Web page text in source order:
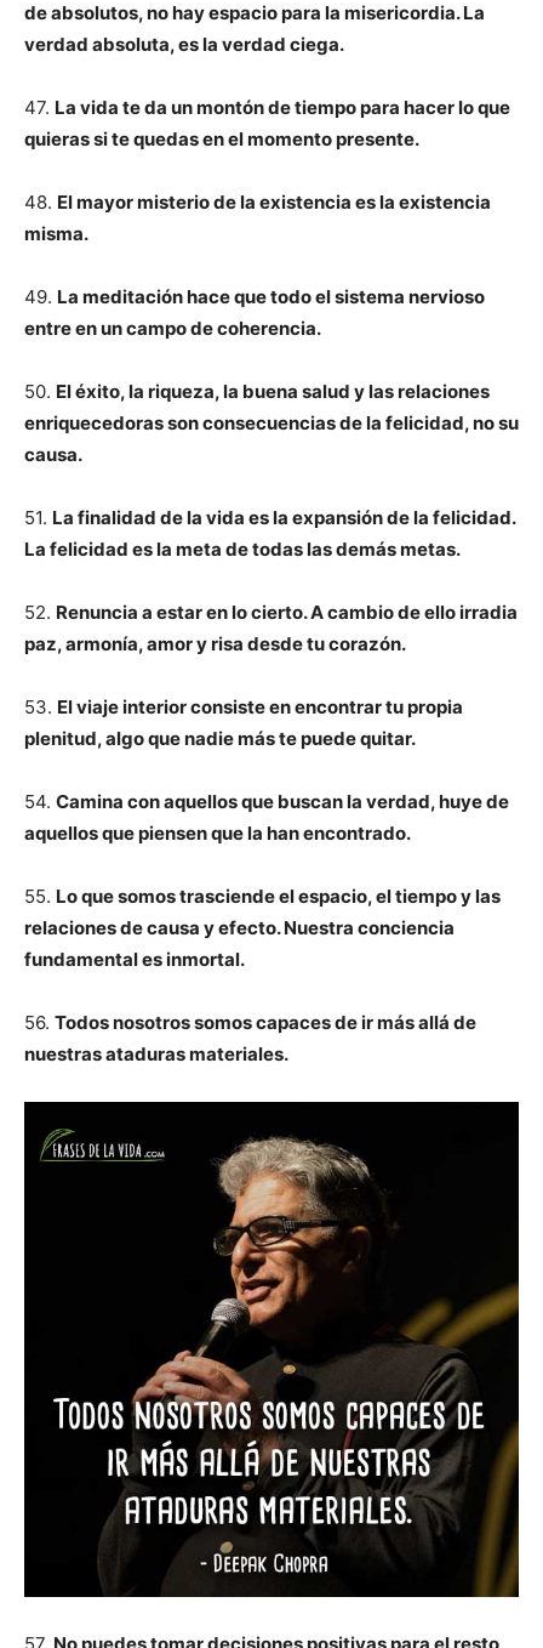
de absolutos, no hay espacio para la misericordia. La
verdad absoluta, es la verdad ciega.
47. La vida te da un montón de tiempo para hacer lo que
quieras si te quedas en el momento presente.
48. El mayor misterio de la existencia es la existencia
misma.
49. La meditación hace que todo el sistema nervioso
entre en un campo de coherencia.
50. El éxito, la riqueza, la buena salud y las relaciones
enriquecedoras son consecuencias de la felicidad, no su
causa.
51. La finalidad de la vida es la expansión de la felicidad.
La felicidad es la meta de todas las demás metas.
52. Renuncia a estar en lo cierto. A cambio de ello irradia
paz, armonía, amor y risa desde tu corazón.
53. El viaje interior consiste en encontrar tu propia
plenitud, algo que nadie más te puede quitar.
54. Camina con aquellos que buscan la verdad, huye de
aquellos que piensen que la han encontrado.
55. Lo que somos trasciende el espacio, el tiempo y las
relaciones de causa y efecto. Nuestra conciencia
fundamental es inmortal.
56. Todos nosotros somos capaces de ir más allá de
nuestras ataduras materiales.